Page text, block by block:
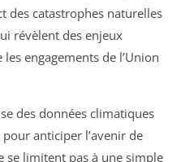
des catastrophes naturelles
révèlent des enjeux
engagements de l’Union
des données climatiques
anticiper l’avenir de
se limitent pas à une simple